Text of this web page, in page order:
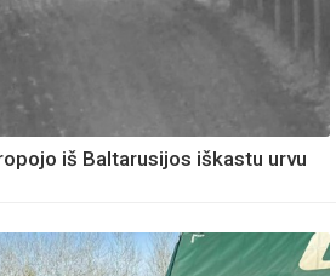
iš Baltarusijos iškastu urvu